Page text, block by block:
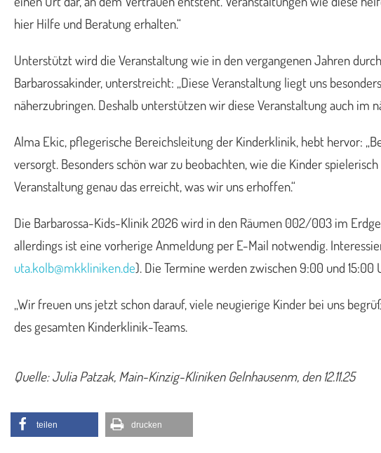
hier Hilfe und Beratung erhalten.“
Unterstützt wird die Veranstaltung wie in den vergangenen Jahren
Barbarossakinder, unterstreicht: „Diese Veranstaltung liegt uns
näherzubringen. Deshalb unterstützen wir diese Veranstaltung auch im
Alma Ekic, pflegerische Bereichsleitung der Kinderklinik, hebt hervor:
versorgt. Besonders schön war zu beobachten, wie die Kinder
Veranstaltung genau das erreicht, was wir uns erhoffen.“
Die Barbarossa-Kids-Klinik 2026 wird in den Räumen 002/003 im
allerdings ist eine vorherige Anmeldung per E-Mail notwendig.
uta.kolb@mkkliniken.de). Die Termine werden zwischen 9:00 und 15:00
„Wir freuen uns jetzt schon darauf, viele neugierige Kinder bei uns
des gesamten Kinderklinik-Teams.
Quelle: Julia Patzak, Main-Kinzig-Kliniken Gelnhausenm, den 12.11.25
teilen drucken